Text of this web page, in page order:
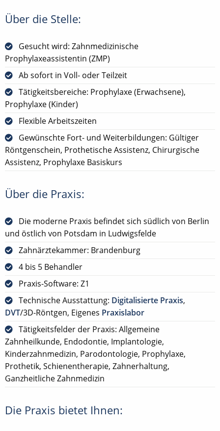
Über die Stelle:
Gesucht wird: Zahnmedizinische
Prophylaxeassistentin (ZMP)
Ab sofort in Voll- oder Teilzeit
Tätigkeitsbereiche: Prophylaxe (Erwachsene),
Prophylaxe (Kinder)
Flexible Arbeitszeiten
Gewünschte Fort- und Weiterbildungen: Gültiger
Röntgenschein, Prothetische Assistenz, Chirurgische
Assistenz, Prophylaxe Basiskurs
Über die Praxis:
Die moderne Praxis befindet sich südlich von Berlin
und östlich von Potsdam in Ludwigsfelde
Zahnärztekammer: Brandenburg
4 bis 5 Behandler
Praxis-Software: Z1
Technische Ausstattung: Digitalisierte Praxis,
DVT/3D-Röntgen, Eigenes Praxislabor
Tätigkeitsfelder der Praxis: Allgemeine
Zahnheilkunde, Endodontie, Implantologie,
Kinderzahnmedizin, Parodontologie, Prophylaxe,
Prothetik, Schienentherapie, Zahnerhaltung,
Ganzheitliche Zahnmedizin
Die Praxis bietet Ihnen: